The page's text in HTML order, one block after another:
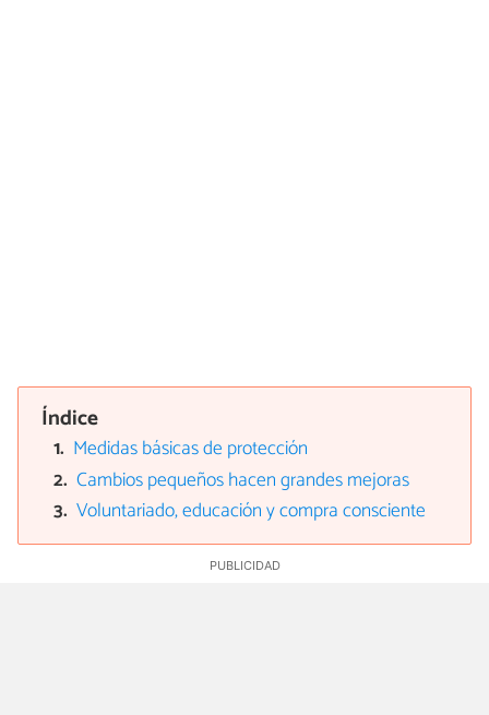
Índice
Medidas básicas de protección
Cambios pequeños hacen grandes mejoras
Voluntariado, educación y compra consciente